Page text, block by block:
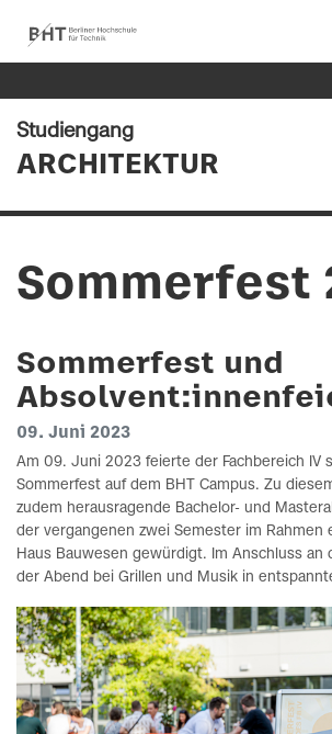
Studiengang
ARCHITEKTUR
Sommerfest
Sommerfest und
09. Juni 2023
Am 09. Juni 2023 feierte der Fachbereich IV
Sommerfest auf dem BHT Campus. Zu
zudem herausragende Bachelor- und
der vergangenen zwei Semester im Rahmen
Haus Bauwesen gewürdigt. Im Anschluss an
der Abend bei Grillen und Musik in